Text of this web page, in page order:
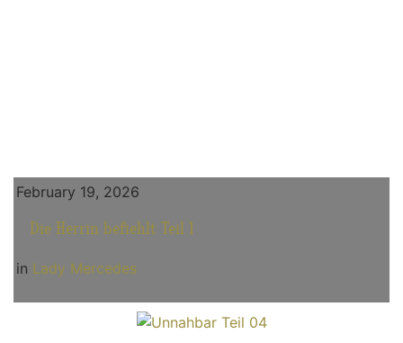
February 19, 2026
Die Herrin befiehlt Teil 1
in Lady Mercedes